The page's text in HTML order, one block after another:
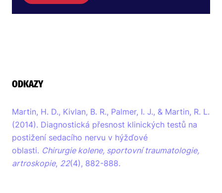
ODKAZY
Martin, H. D., Kivlan, B. R., Palmer, I. J., & Martin, R. L.
(2014). Diagnostická přesnost klinických testů na
postižení sedacího nervu v hýžďové
oblasti. Chirurgie kolene, sportovní traumatologie,
artroskopie, 22(4), 882-888.